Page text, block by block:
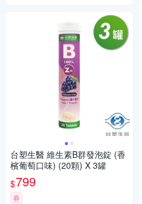
台塑生醫 維生素B群發泡錠 (香
檳葡萄口味) (20顆) X 3罐
$799
券